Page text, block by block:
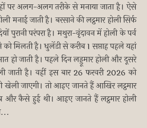
पर अलग-अलग तरीके से मनाया जाता है। ऐसे
मनाई जाती है। बरसाने की लट्ठमार होली सिर्फ
पुरानी परंपरा है। मथुरा-वृंदावन में होली के पर्व
मिलती है। धुलेंडी से करीब 1 सप्ताह पहले यहां
हो जाती है। पहले दिन लड्डूमार होली और दूसरे
जाती है। वहीं इस बार 26 फरवरी 2026 को
खेली जाएगी। तो आइए जानते हैं आखिर लट्ठमार
कैसे हुई थी। आइए जानते हैं लट्ठमार होली